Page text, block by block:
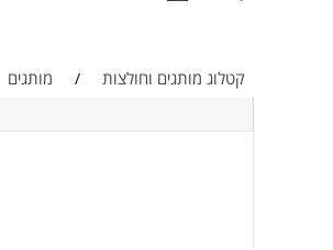
קטלוג מותגים וחולצות / מותגים